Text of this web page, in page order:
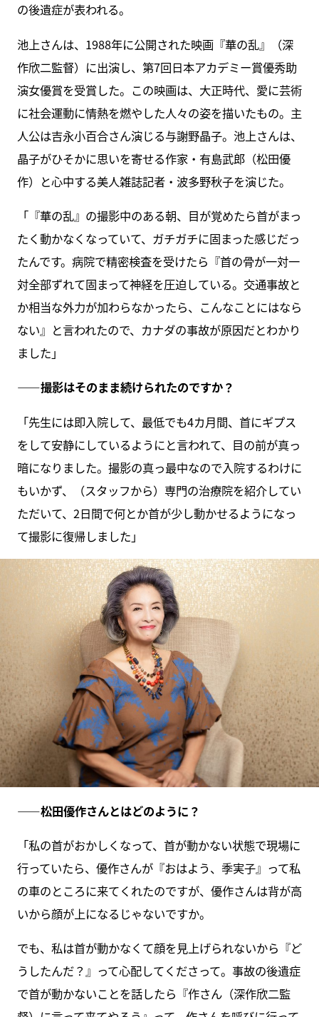
の後遺症が表われる。
池上さんは、1988年に公開された映画『華の乱』（深
作欣二監督）に出演し、第7回日本アカデミー賞優秀助
演女優賞を受賞した。この映画は、大正時代、愛に芸術
に社会運動に情熱を燃やした人々の姿を描いたもの。主
人公は吉永小百合さん演じる与謝野晶子。池上さんは、
晶子がひそかに思いを寄せる作家・有島武郎（松田優
作）と心中する美人雑誌記者・波多野秋子を演じた。
「『華の乱』の撮影中のある朝、目が覚めたら首がまっ
たく動かなくなっていて、ガチガチに固まった感じだっ
たんです。病院で精密検査を受けたら『首の骨が一対一
対全部ずれて固まって神経を圧迫している。交通事故と
か相当な外力が加わらなかったら、こんなことにはなら
ない』と言われたので、カナダの事故が原因だとわかり
ました」
――撮影はそのまま続けられたのですか？
「先生には即入院して、最低でも4カ月間、首にギプス
をして安静にしているようにと言われて、目の前が真っ
暗になりました。撮影の真っ最中なので入院するわけに
もいかず、（スタッフから）専門の治療院を紹介してい
ただいて、2日間で何とか首が少し動かせるようになっ
て撮影に復帰しました」
――松田優作さんとはどのように？
「私の首がおかしくなって、首が動かない状態で現場に
行っていたら、優作さんが『おはよう、季実子』って私
の車のところに来てくれたのですが、優作さんは背が高
いから顔が上になるじゃないですか。
でも、私は首が動かなくて顔を見上げられないから『ど
うしたんだ？』って心配してくださって。事故の後遺症
で首が動かないことを話したら『作さん（深作欣二監